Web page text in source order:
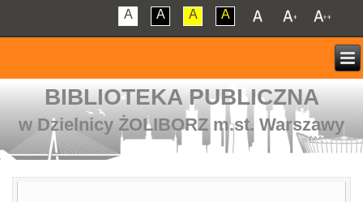
A A A A
BIBLIOTEKA PUBLICZNA
w Dzielnicy ŻOLIBORZ m.st. Warszawy